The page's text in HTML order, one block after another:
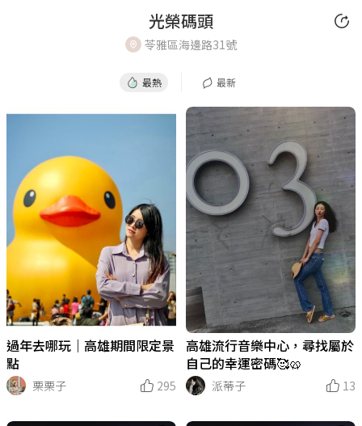
光榮碼頭
苓雅區海邊路31號
最熱 最新
過年去哪玩｜高雄期間限定景
點
栗栗子
295
高雄流行音樂中心，尋找屬於
自己的幸運密碼🥰🥨
派蒂子
13